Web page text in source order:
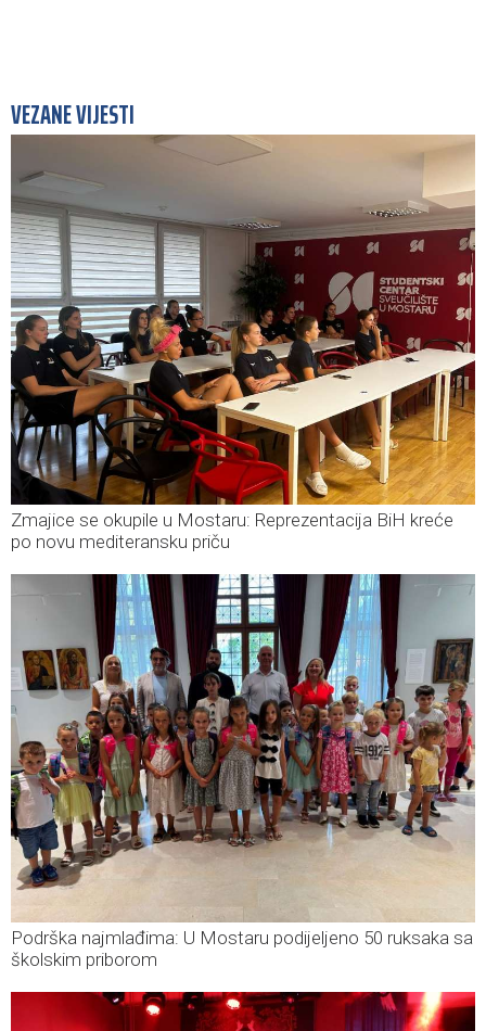
VEZANE VIJESTI
Zmajice se okupile u Mostaru: Reprezentacija BiH kreće
po novu mediteransku priču
Podrška najmlađima: U Mostaru podijeljeno 50 ruksaka sa
školskim priborom